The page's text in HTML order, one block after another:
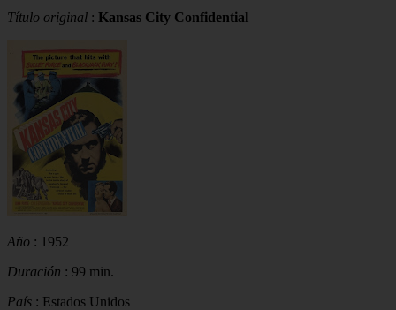
Título original : Kansas City Confidential
Año : 1952
Duración : 99 min.
País : Estados Unidos